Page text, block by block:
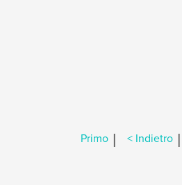
Primo | < Indietro |